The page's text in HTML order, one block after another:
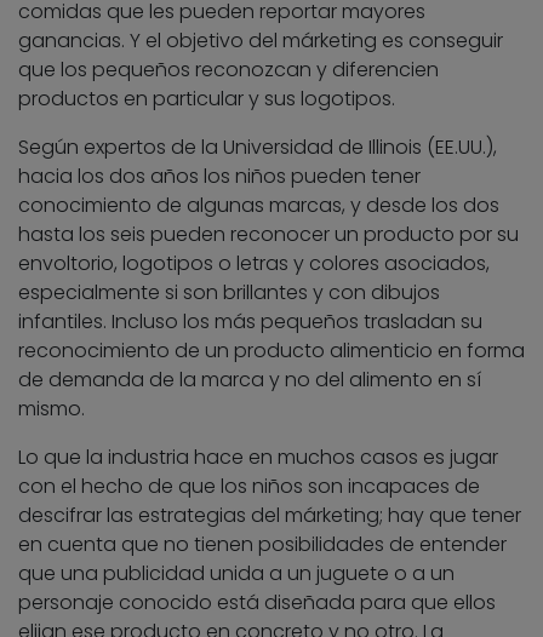
comidas que les pueden reportar mayores
ganancias. Y el objetivo del márketing es conseguir
que los pequeños reconozcan y diferencien
productos en particular y sus logotipos.
Según expertos de la Universidad de Illinois (EE.UU.),
hacia los dos años los niños pueden tener
conocimiento de algunas marcas, y desde los dos
hasta los seis pueden reconocer un producto por su
envoltorio, logotipos o letras y colores asociados,
especialmente si son brillantes y con dibujos
infantiles. Incluso los más pequeños trasladan su
reconocimiento de un producto alimenticio en forma
de demanda de la marca y no del alimento en sí
mismo.
Lo que la industria hace en muchos casos es jugar
con el hecho de que los niños son incapaces de
descifrar las estrategias del márketing; hay que tener
en cuenta que no tienen posibilidades de entender
que una publicidad unida a un juguete o a un
personaje conocido está diseñada para que ellos